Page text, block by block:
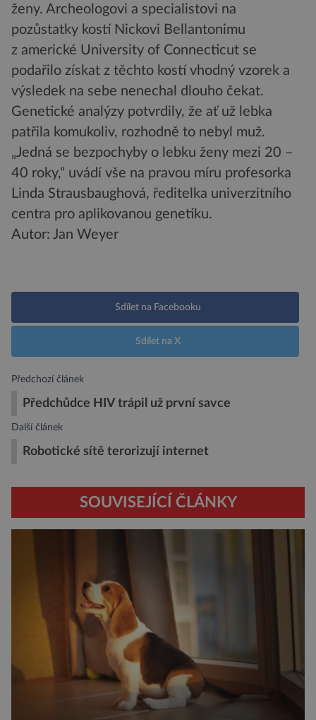
ženy. Archeologovi a specialistovi na
pozůstatky kostí Nickovi Bellantonimu
z americké University of Connecticut se
podařilo získat z těchto kostí vhodný vzorek a
výsledek na sebe nenechal dlouho čekat.
Genetické analýzy potvrdily, že ať už lebka
patřila komukoliv, rozhodně to nebyl muž.
„Jedná se bezpochyby o lebku ženy mezi 20 –
40 roky,“ uvádí vše na pravou míru profesorka
Linda Strausbaughová, ředitelka univerzitního
centra pro aplikovanou genetiku.
Autor: Jan Weyer
Sdílet na Facebooku
Sdílet na X
Předchozí článek
Předchůdce HIV trápil už první savce
Další článek
Robotické sítě terorizují internet
SOUVISEJÍCÍ ČLÁNKY